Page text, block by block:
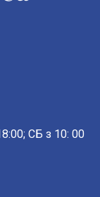
СБ з 10: 00